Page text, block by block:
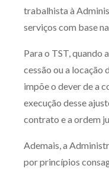
trabalhista à
serviços com base
Para o TST, quando
cessão ou a locação
impõe o dever de a
execução desse
contrato e a ordem
Ademais, a
por princípios